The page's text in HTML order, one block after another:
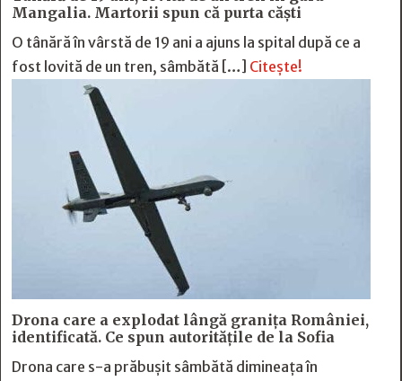
Mangalia. Martorii spun că purta căști
O tânără în vârstă de 19 ani a ajuns la spital după ce a
fost lovită de un tren, sâmbătă […] Citește!
Drona care a explodat lângă granița României,
identificată. Ce spun autoritățile de la Sofia
Drona care s-a prăbușit sâmbătă dimineața în